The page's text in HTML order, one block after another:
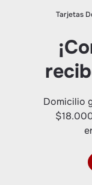
Tarjetas
Domicilio